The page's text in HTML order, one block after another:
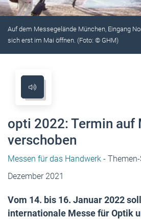
Auf dem Messegelände München, Eingang
sich erst im Mai öffnen. (Foto: © GHM)
opti 2022: Termin auf
verschoben
Messen für das Handwerk -
Dezember 2021
Vom 14. bis 16. Januar 2022
internationale Messe für Optik